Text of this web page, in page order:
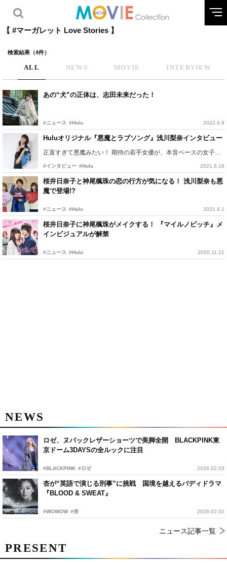
【 #マーガレット Love Stories 】
検索結果（4件）
ALL NEWS MOVIE INTERVIEW
あの“犬”の正体は、志田未来だった！
#ニュース #Hulu 2022.4.9
Huluオリジナル『悪魔とラブソング』浅川梨奈インタビュー
正直すぎて悪魔みたい！ 期待の若手女優が、本音ベースの女子高生に共感
#インタビュー #Hulu 2021.6.18
桜井日奈子と神尾楓珠の恋の行方が気になる！ 浅川梨奈も悪
魔で登場!?
#ニュース #Hulu 2021.4.1
桜井日奈子に神尾楓珠がメイクする！ 『マイルノビッチ』メ
インビジュアルが解禁
#ニュース #Hulu 2020.11.21
NEWS
ロゼ、ヌバックレザーショーツで美脚全開 BLACKPINK東
京ドーム3DAYSの全ルックに注目
#BLACKPINK #ロゼ 2026.02.03
杏が“英語で演じる刑事”に挑戦 国境を越えるバディドラマ
『BLOOD & SWEAT』
#WOWOW #杏 2026.02.02
ニュース記事一覧
PRESENT